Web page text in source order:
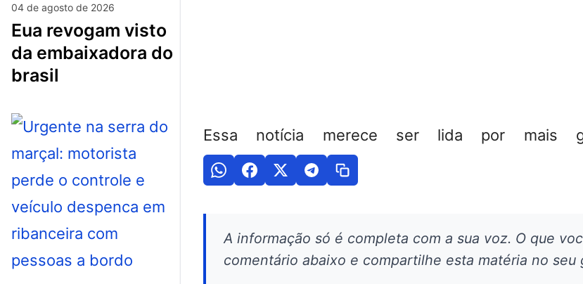
04 de agosto de 2026
eua revogam visto
da embaixadora do
brasil
Essa notícia merece ser lida por mais
A informação só é completa com a sua voz. O que
comentário abaixo e compartilhe esta matéria no seu